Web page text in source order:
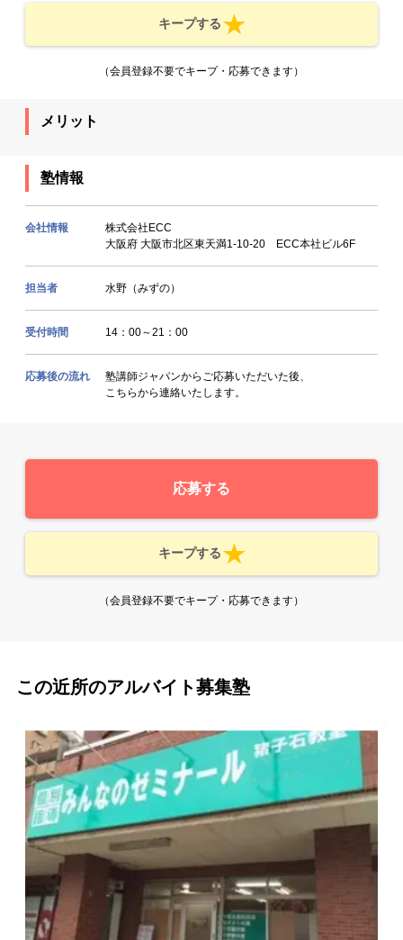
キープする
（会員登録不要でキープ・応募できます）
メリット
塾情報
会社情報
株式会社ECC
大阪府 大阪市北区東天満1-10-20 ECC本社ビル6F
担当者 水野（みずの）
受付時間 14：00～21：00
応募後の流れ
塾講師ジャパンからご応募いただいた後、
こちらから連絡いたします。
応募する
キープする
（会員登録不要でキープ・応募できます）
この近所のアルバイト募集塾